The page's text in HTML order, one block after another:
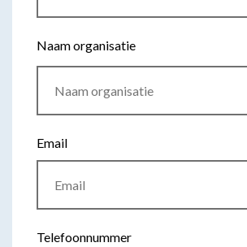
Naam organisatie
Email
Telefoonnummer